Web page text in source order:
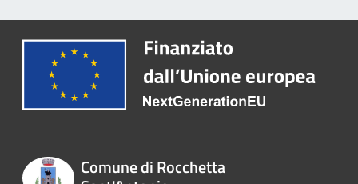
Comune di Rocchetta